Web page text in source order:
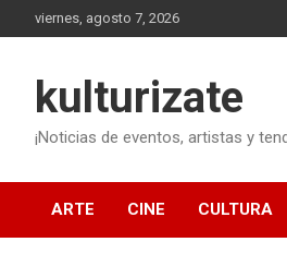
al
viernes, agosto 7, 2026
kulturizate
¡Noticias de eventos, artistas y
ARTE CINE CULTURA